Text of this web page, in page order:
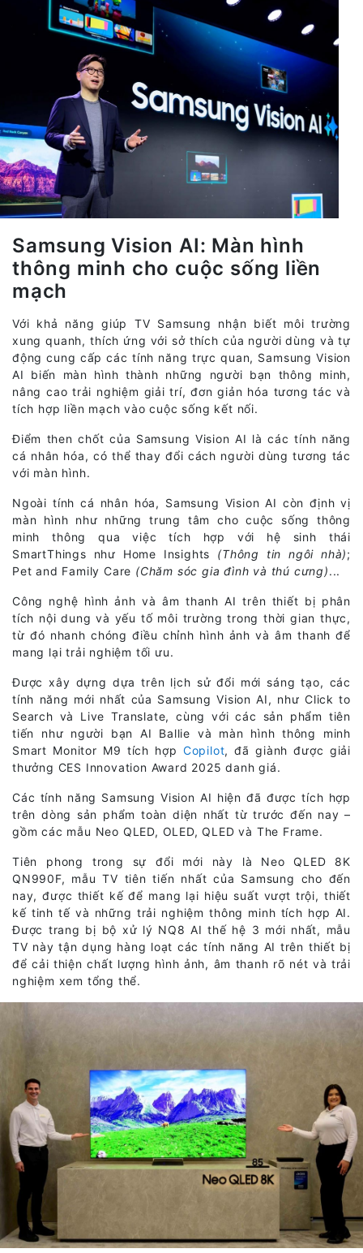
Samsung Vision AI: Màn hình
thông minh cho cuộc sống liền
mạch
Với khả năng giúp TV Samsung nhận biết môi trường
xung quanh, thích ứng với sở thích của người dùng và tự
động cung cấp các tính năng trực quan, Samsung Vision
AI biến màn hình thành những người bạn thông minh,
nâng cao trải nghiệm giải trí, đơn giản hóa tương tác và
tích hợp liền mạch vào cuộc sống kết nối.
Điểm then chốt của Samsung Vision AI là các tính năng
cá nhân hóa, có thể thay đổi cách người dùng tương tác
với màn hình.
Ngoài tính cá nhân hóa, Samsung Vision AI còn định vị
màn hình như những trung tâm cho cuộc sống thông
minh thông qua việc tích hợp với hệ sinh thái
SmartThings như Home Insights (Thông tin ngôi nhà);
Pet and Family Care (Chăm sóc gia đình và thú cưng)...
Công nghệ hình ảnh và âm thanh AI trên thiết bị phân
tích nội dung và yếu tố môi trường trong thời gian thực,
từ đó nhanh chóng điều chỉnh hình ảnh và âm thanh để
mang lại trải nghiệm tối ưu.
Được xây dựng dựa trên lịch sử đổi mới sáng tạo, các
tính năng mới nhất của Samsung Vision AI, như Click to
Search và Live Translate, cùng với các sản phẩm tiên
tiến như người bạn AI Ballie và màn hình thông minh
Smart Monitor M9 tích hợp Copilot, đã giành được giải
thưởng CES Innovation Award 2025 danh giá.
Các tính năng Samsung Vision AI hiện đã được tích hợp
trên dòng sản phẩm toàn diện nhất từ trước đến nay –
gồm các mẫu Neo QLED, OLED, QLED và The Frame.
Tiên phong trong sự đổi mới này là Neo QLED 8K
QN990F, mẫu TV tiên tiến nhất của Samsung cho đến
nay, được thiết kế để mang lại hiệu suất vượt trội, thiết
kế tinh tế và những trải nghiệm thông minh tích hợp AI.
Được trang bị bộ xử lý NQ8 AI thế hệ 3 mới nhất, mẫu
TV này tận dụng hàng loạt các tính năng AI trên thiết bị
để cải thiện chất lượng hình ảnh, âm thanh rõ nét và trải
nghiệm xem tổng thể.